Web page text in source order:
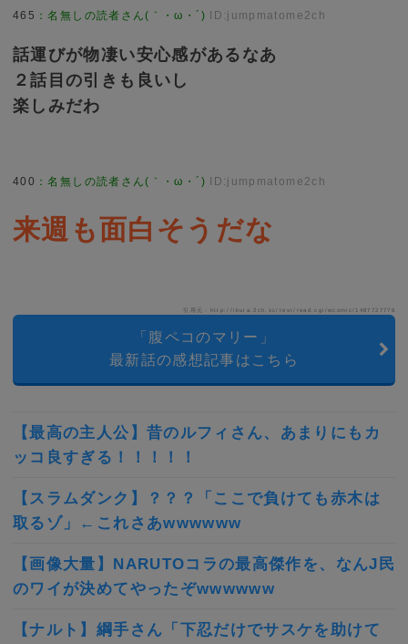
465 ：名無しの読者さん(｀・ω・´) ID:jumpmatome2ch
話運びが物凄い安心感があるなあ
２話目の引きも良いし
楽しみだわ
400 ：名無しの読者さん(｀・ω・´) ID:jumpmatome2ch
来週も面白そうだな
引用元：http://ikura.2ch.sc/test/read.cgi/wcomic/1487727776
「腹ペコのマリー」
最新話の感想記事はこちら
【最高の主人公】昔のルフィさん、あまりにもカ
ッコ良すぎる！！！！！
【スラムダンク】？？？「ここで負けても赤木は
取るゾ」←これさあwwwwww
【画像大量】NARUTOコラの最高傑作を、なんJ民
のワイが決めてやったぞwwwwww
【ナルト】綱手さん「下忍だけでサスケを助けて